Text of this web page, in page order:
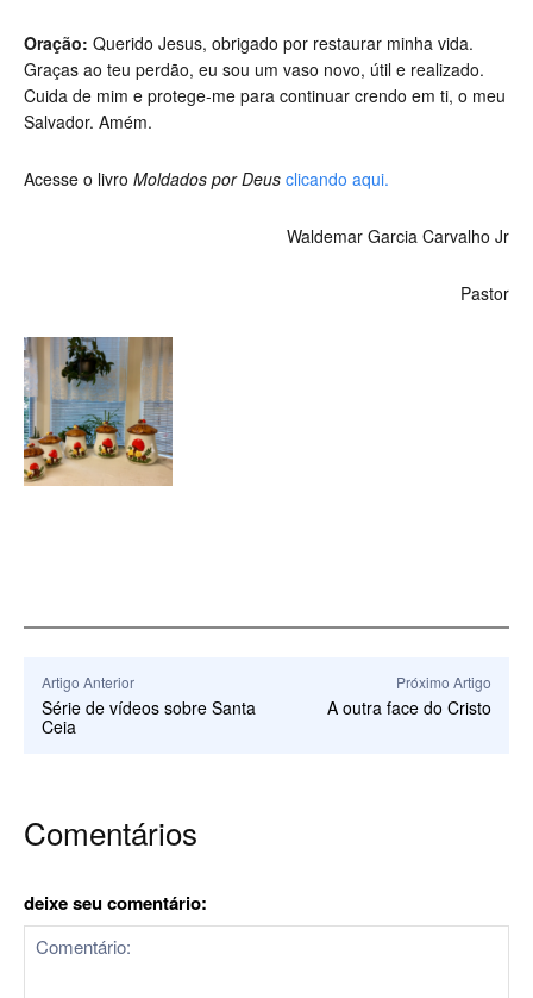
Oração: Querido Jesus, obrigado por restaurar minha vida.
Graças ao teu perdão, eu sou um vaso novo, útil e realizado.
Cuida de mim e protege-me para continuar crendo em ti, o meu
Salvador. Amém.
Acesse o livro Moldados por Deus clicando aqui.
Waldemar Garcia Carvalho Jr
Pastor
Artigo Anterior
Série de vídeos sobre Santa
Ceia
Próximo Artigo
A outra face do Cristo
Comentários
deixe seu comentário: